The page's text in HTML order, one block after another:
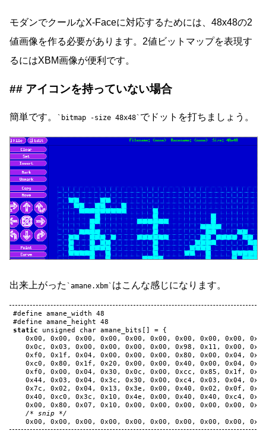
モダンでクールなX-Faceに対応するためには、48x48の2
値画像を作る必要があります。2値ビットマップを表現す
るにはXBM画像が便利です。
アイコンを持っていない場合
簡単です。 bitmap -size 48x48 でドットを打ちましょう。
出来上がった amane.xbm はこんな感じになります。
#define amane_width 48
#define amane_height 48
static
unsigned char amane_bits [] =
{
0x00 , 0x00 , 0x00 , 0x00 , 0x00 , 0x00 , 0x00 , 0x00 , 0x00 ,
0x00
0x0c , 0x03 , 0x00 , 0x00 , 0x00 , 0x00 , 0x98 , 0x11 , 0x00 ,
0x00
0xf0 , 0x1f , 0x04, 0x00 , 0x00 , 0x00 , 0x80 , 0x00 , 0x04,
0x20
0xc0 , 0x80 , 0x1f , 0x20 , 0x00 , 0x00 , 0x40 , 0x00 , 0x04,
0x78
0xf0 , 0x00 , 0x04, 0x30 , 0x0c , 0x00 , 0xcc , 0x85 , 0x1f ,
0xd8
0x44, 0x03 , 0x04, 0x3c , 0x30 , 0x00 , 0xc4, 0x03 , 0x04,
0x1e
0x7c , 0x02 , 0x04, 0x13 , 0x3e , 0x00 , 0x40 , 0x02 , 0x0f ,
0x10
0x40 , 0xc0 , 0x3c , 0x10 , 0x4e , 0x00 , 0x40 , 0x40 , 0xc4,
0x10
0x00 , 0x80 , 0x07 , 0x10 , 0x00 , 0x00 , 0x00 , 0x00 , 0x00 ,
0x00
/* snip */
0x00 , 0x00 , 0x00 , 0x00 , 0x00 , 0x00 , 0x00 , 0x00 , 0x00 , 0x00